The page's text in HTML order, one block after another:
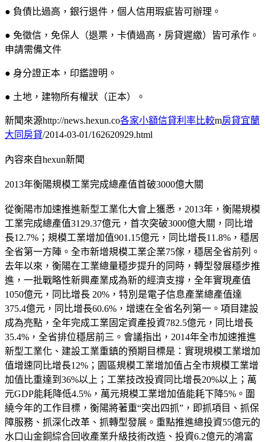
● 負債比過高，銀行退件，個人信用瑕疵皆可辦理。
● 免徵信，免保人（退票，卡債過高，房貸遲繳）皆可承作。
申請需備文件
● 身分證正本，印鑑證明。
● 土地，建物所有權狀（正本）。
新聞來源http://news.hexun.co各家小額信貸利率比較m房貸宜蘭
大同房貸/2014-03-01/162620929.html
內容來自hexun新聞
2013年衡陽規模工業完成總產值首破3000億大關
從衡陽市加速推進新型工業化大會上獲悉，2013年，衡陽規模
工業完成總產值3129.37億元，首次突破3000億大關，同比增
長12.7%；規模工業增加值901.15億元，同比增長11.8%，穩居
全省第一方陣。全市新增規模工業企業75傢，穩居全省前列。
去年以來，衡陽在工業總量穩步提升的同時，轉型發展穩步推
進，一批戰略性新興產業成為新的經濟支撐，全年實現產值
1050億元，同比增長 20%，特別是電子信息產業總產值達
375.4億元，同比增長60.6%，增速在全省名列第一。項目建設
成為亮點，全年完成工業固定資產投資782.5億元，同比增長
35.4%，全省排位穩居前三。會議指出，2014年全市加速推進
新型工業化、建設工業重鎮的預期目標是：實現規模工業增加
值增速同比增長12%；園區規模工業增加值占全市規模工業增
加值比重達到36%以上；工業技改投資同比增長20%以上；萬
元GDP能耗降低4.5%，萬元規模工業增加值能耗下降5%。圍
繞今年的工作目標，衡陽將著重“突出四抓”，即抓項目、抓保
障服務、抓深化改革、抓轉型發展。重點推進總投資55億元的
水口山金銅綜合回收產業升級技術改造、投資6.2億元的鴻富